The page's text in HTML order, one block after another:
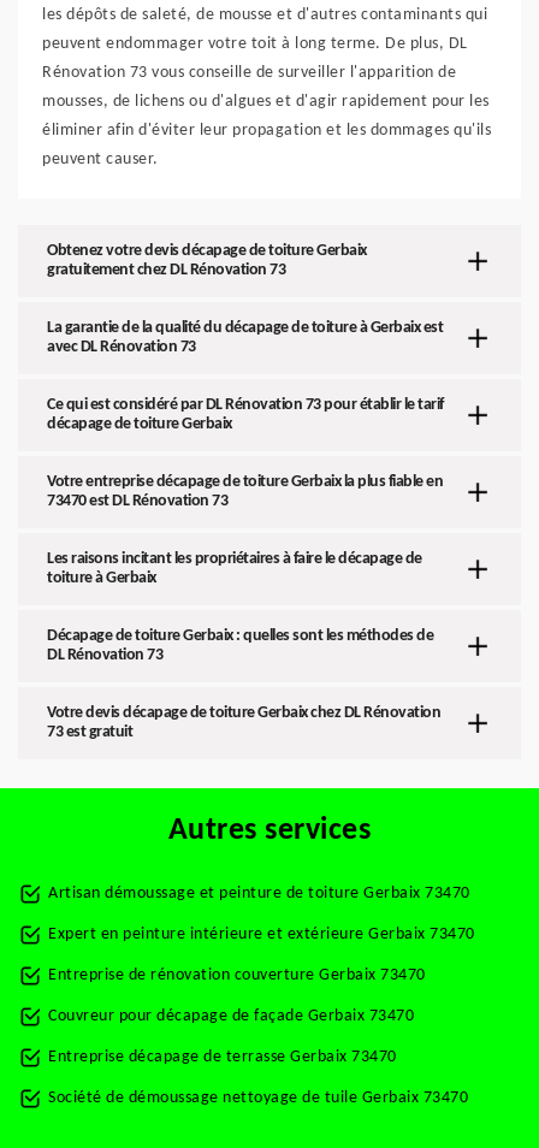
les dépôts de saleté, de mousse et d'autres contaminants qui
peuvent endommager votre toit à long terme. De plus, DL
Rénovation 73 vous conseille de surveiller l'apparition de
mousses, de lichens ou d'algues et d'agir rapidement pour les
éliminer afin d'éviter leur propagation et les dommages qu'ils
peuvent causer.
Obtenez votre devis décapage de toiture Gerbaix
gratuitement chez DL Rénovation 73
La garantie de la qualité du décapage de toiture à Gerbaix est
avec DL Rénovation 73
Ce qui est considéré par DL Rénovation 73 pour établir le tarif
décapage de toiture Gerbaix
Votre entreprise décapage de toiture Gerbaix la plus fiable en
73470 est DL Rénovation 73
Les raisons incitant les propriétaires à faire le décapage de
toiture à Gerbaix
Décapage de toiture Gerbaix : quelles sont les méthodes de
DL Rénovation 73
Votre devis décapage de toiture Gerbaix chez DL Rénovation
73 est gratuit
Autres services
Artisan démoussage et peinture de toiture Gerbaix 73470
Expert en peinture intérieure et extérieure Gerbaix 73470
Entreprise de rénovation couverture Gerbaix 73470
Couvreur pour décapage de façade Gerbaix 73470
Entreprise décapage de terrasse Gerbaix 73470
Société de démoussage nettoyage de tuile Gerbaix 73470